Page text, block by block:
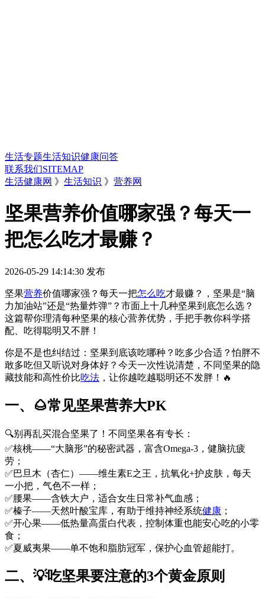
生活专题生活知识健康问答
联系我们SITEMAP
生活健康网 》 生活知识 》 营养网
坚果营养价值哪家强？每天一
把怎么吃才最赚？
2026-05-29 14:14:30 发布
坚果营养价值哪家强？每天一把怎么吃才最赚？，坚果是“脑
力加油站”还是“热量炸弹”？市面上十几种坚果到底怎么选？
这篇帮你理清每种坚果的核心营养优势，手把手教你科学搭
配、吃得聪明又不胖！
你是不是也纠结过：坚果到底该吃哪种？吃多少合适？怕胖不
敢多吃但又听说对身体好？今天一次性说清楚，不同坚果的隐
藏技能和高性价比吃法 ，让你越吃越聪明还不发胖！🔥
一、🌰常见坚果营养大PK
🔍别再乱买混合坚果了！不同坚果各有专长：
✅核桃——“大脑形”的秘密武器，富含Omega-3，健脑抗疲
劳；
✅巴旦木（杏仁）——维生素E之王，抗氧化+护皮肤，每天
一小把，气色不一样；
✅腰果——含铁大户，适合女生日常补气血感；
✅榛子——天然叶酸宝库，有助于维持神经系统健康 ；
✅开心果——低热量高蛋白代表，控制体重也能安心吃的小零
食；
✅夏威夷果——单不饱和脂肪冠军，保护心血管超能打。
二、💡吃坚果要注意的3个黄金原则